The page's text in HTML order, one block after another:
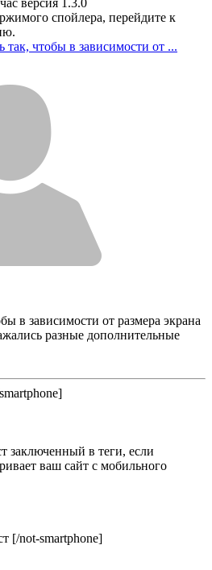
спойлера, перейдите к
так, чтобы в зависимости от ...
в зависимости от размера экрана
разные дополнительные
заключенный в теги, если
ваш сайт с мобильного
[/not-smartphone]